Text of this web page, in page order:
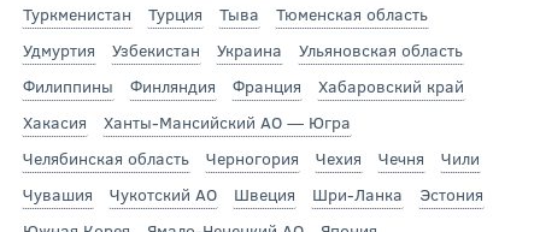
Туркменистан
Турция Тыва
Тюменская область
Удмуртия
Узбекистан Украина
Ульяновская область
Филиппины
Финляндия Франция
Хабаровский край
Хакасия
Ханты-Мансийский АО — Югра
Челябинская область
Черногория Чехия Чечня
Чили
Чувашия
Чукотский АО Швеция Шри-Ланка
Эстония